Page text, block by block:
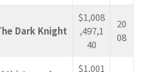
Dark Knight
$1,008
,497,1
40
20
08
$1,001